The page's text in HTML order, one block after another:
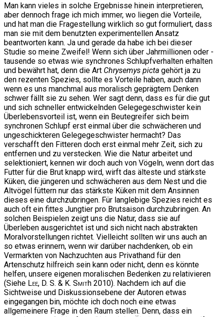
Man kann vieles in solche Ergebnisse hinein interpretieren,
aber dennoch frage ich mich immer, wo liegen die Vorteile,
und hat man die Fragestellung wirklich so gut formuliert, dass
man sie mit dem benutzten experimentellen Ansatz
beantworten kann. Ja und gerade da habe ich bei dieser
Studie so meine Zweifel! Wenn sich über Jahrmillionen oder -
tausende so etwas wie synchrones Schlupfverhalten erhalten
und bewährt hat, denn die Art Chrysemys picta gehört ja zu
den rezenten Spezies, sollte es Vorteile haben, auch dann
wenn es uns manchmal aus moralisch geprägtem Denken
schwer fällt sie zu sehen. Wer sagt denn, dass es für die gut
und sich schneller entwickelnden Gelegegeschwister kein
Überlebensvorteil ist, wenn ein Beutegreifer sich beim
synchronen Schlupf erst einmal über die schwächeren und
ungeschickteren Gelegegeschwister hermacht? Das
verschafft den Fitteren doch erst einmal mehr Zeit, sich zu
entfernen und zu verstecken. Wie die Natur arbeitet und
selektioniert, kennen wir doch auch von Vögeln, wenn dort das
Futter für die Brut knapp wird, wirft das älteste und stärkste
Küken, die jüngeren und schwächeren aus dem Nest und die
Altvögel füttern nur das stärkste Küken mit dem Ansinnen
dieses eine durchzubringen. Für langlebige Spezies reicht es
auch oft ein fittes Jungtier pro Brutsaison durchzubringen. An
solchen Beispielen zeigt uns die Natur, dass sie auf
Überleben ausgerichtet ist und sich nicht nach abstrakten
Moralvorstellungen richtet. Vielleicht sollten wir uns auch an
so etwas erinnern, wenn wir darüber nachdenken, ob ein
Vermarkten von Nachzuchten aus Privathand für den
Artenschutz hilfreich sein kann oder nicht, denn es könnte
helfen, unsere eigenen moralischen Bedenken zu relativieren
(Siehe Lee, D. S. & K. Smith 2010). Nachdem ich auf die
Sichtweise und Diskussionsebene der Autoren etwas
eingegangen bin, möchte ich doch noch eine etwas
allgemeinere Frage in den Raum stellen. Denn, dass ein